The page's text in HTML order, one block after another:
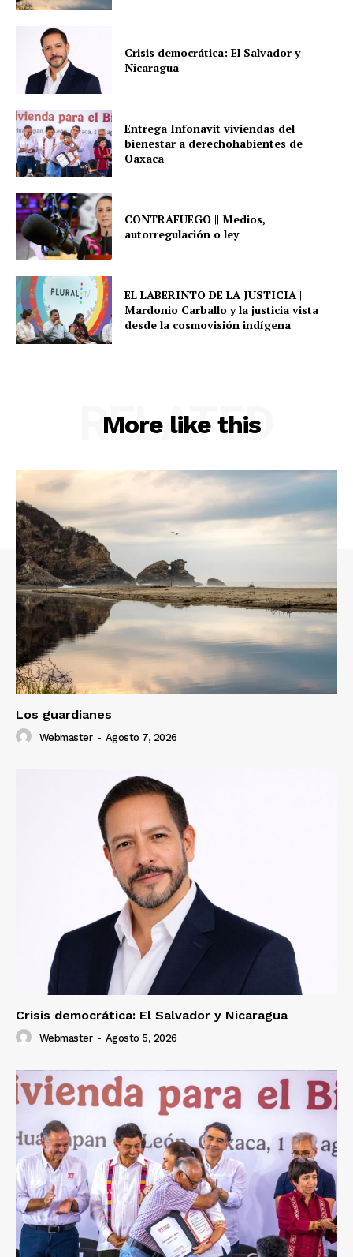
Crisis democrática: El Salvador y
Nicaragua
Entrega Infonavit viviendas del
bienestar a derechohabientes de
Oaxaca
CONTRAFUEGO || Medios,
autorregulación o ley
EL LABERINTO DE LA JUSTICIA ||
Mardonio Carballo y la justicia vista
desde la cosmovisión indígena
More like this
RELATED
Los guardianes
Webmaster - Agosto 7, 2026
Crisis democrática: El Salvador y Nicaragua
Webmaster - Agosto 5, 2026